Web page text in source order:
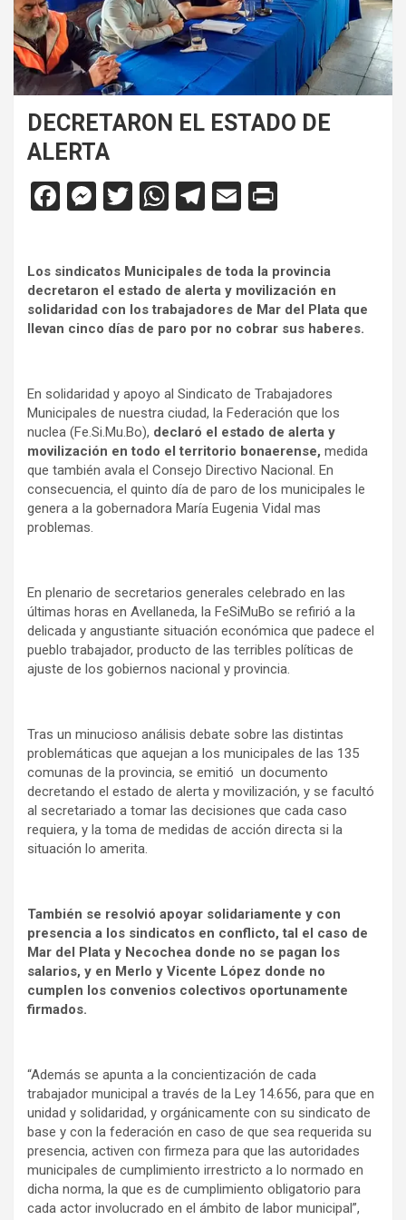
DECRETARON EL ESTADO DE
ALERTA
F
b
o
o
M
n
g
er
T
er
W
s
A
p
T
gr
a
m
E
ri
e
n
y
Los sindicatos Municipales de toda la provincia
decretaron el estado de alerta y movilización en
solidaridad con los trabajadores de Mar del Plata que
llevan cinco días de paro por no cobrar sus haberes.
En solidaridad y apoyo al Sindicato de Trabajadores
Municipales de nuestra ciudad, la Federación que los
nuclea (Fe.Si.Mu.Bo), declaró el estado de alerta y
movilización en todo el territorio bonaerense, medida
que también avala el Consejo Directivo Nacional. En
consecuencia, el quinto día de paro de los municipales le
genera a la gobernadora María Eugenia Vidal mas
problemas.
En plenario de secretarios generales celebrado en las
últimas horas en Avellaneda, la FeSiMuBo se refirió a la
delicada y angustiante situación económica que padece el
pueblo trabajador, producto de las terribles políticas de
ajuste de los gobiernos nacional y provincia.
Tras un minucioso análisis debate sobre las distintas
problemáticas que aquejan a los municipales de las 135
comunas de la provincia, se emitió un documento
decretando el estado de alerta y movilización, y se facultó
al secretariado a tomar las decisiones que cada caso
requiera, y la toma de medidas de acción directa si la
situación lo amerita.
También se resolvió apoyar solidariamente y con
presencia a los sindicatos en conflicto, tal el caso de
Mar del Plata y Necochea donde no se pagan los
salarios, y en Merlo y Vicente López donde no
cumplen los convenios colectivos oportunamente
firmados.
“Además se apunta a la concientización de cada
trabajador municipal a través de la Ley 14.656, para que en
unidad y solidaridad, y orgánicamente con su sindicato de
base y con la federación en caso de que sea requerida su
presencia, activen con firmeza para que las autoridades
municipales de cumplimiento irrestricto a lo normado en
dicha norma, la que es de cumplimiento obligatorio para
cada actor involucrado en el ámbito de labor municipal”,